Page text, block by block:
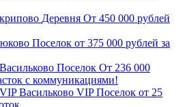
Деревня От 450 000 рублей
Поселок от 375 000 рублей за
Васильково Поселок От 236 000
с коммуникациями!
Васильково VIP Поселок от 25